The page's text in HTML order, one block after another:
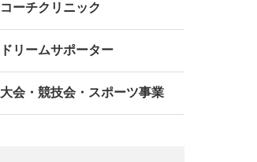
コーチクリニック
ドリームサポーター
大会・競技会・スポーツ事業